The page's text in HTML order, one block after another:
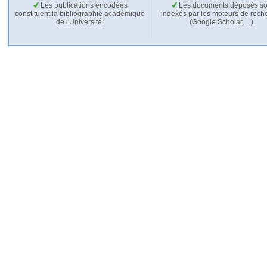
Les publications encodées
constituent la bibliographie académique
de l'Université.
Les documents déposés
indexés par les moteurs de
(Google Scholar,…).